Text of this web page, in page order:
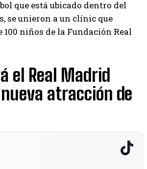
que está ubicado dentro del
se unieron a un clínic que
100 niños de la Fundación Real
el Real Madrid
atracción de